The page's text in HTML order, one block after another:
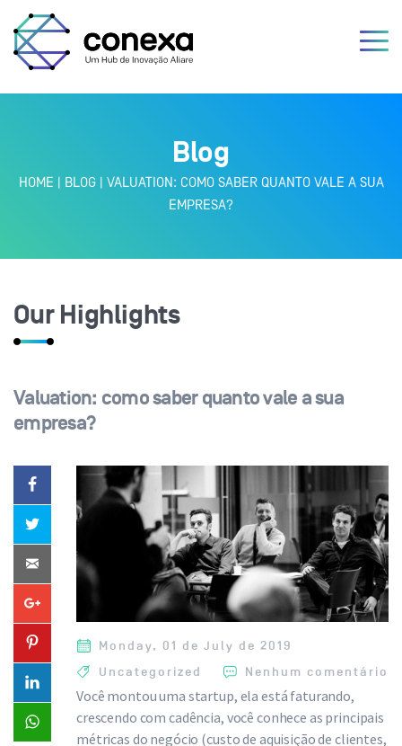
Blog
HOME | BLOG| VALUATION: COMO SABER QUANTO VALE A SUA
EMPRESA?
Our Highlights
Valuation: como saber quanto vale a sua
empresa?
Monday, 01 de July de 2019
Uncategorized
Nenhum comentário
Você montou uma startup, ela está faturando,
crescendo com cadência, você conhece as principais
métricas do negócio (custo de aquisição de clientes,